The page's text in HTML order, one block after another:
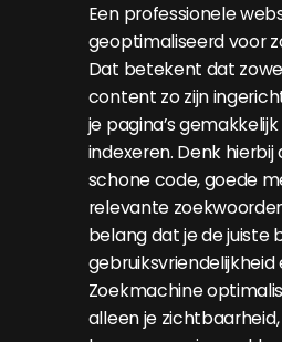
Een professionele
geoptimaliseerd voor
Dat betekent dat
content zo zijn
je pagina’s
indexeren. Denk
schone code, goede
relevante
belang dat je de juiste
Zoekmachine
alleen je